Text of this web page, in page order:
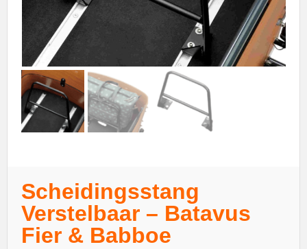
Scheidingsstang
Verstelbaar – Batavus
Fier & Babboe